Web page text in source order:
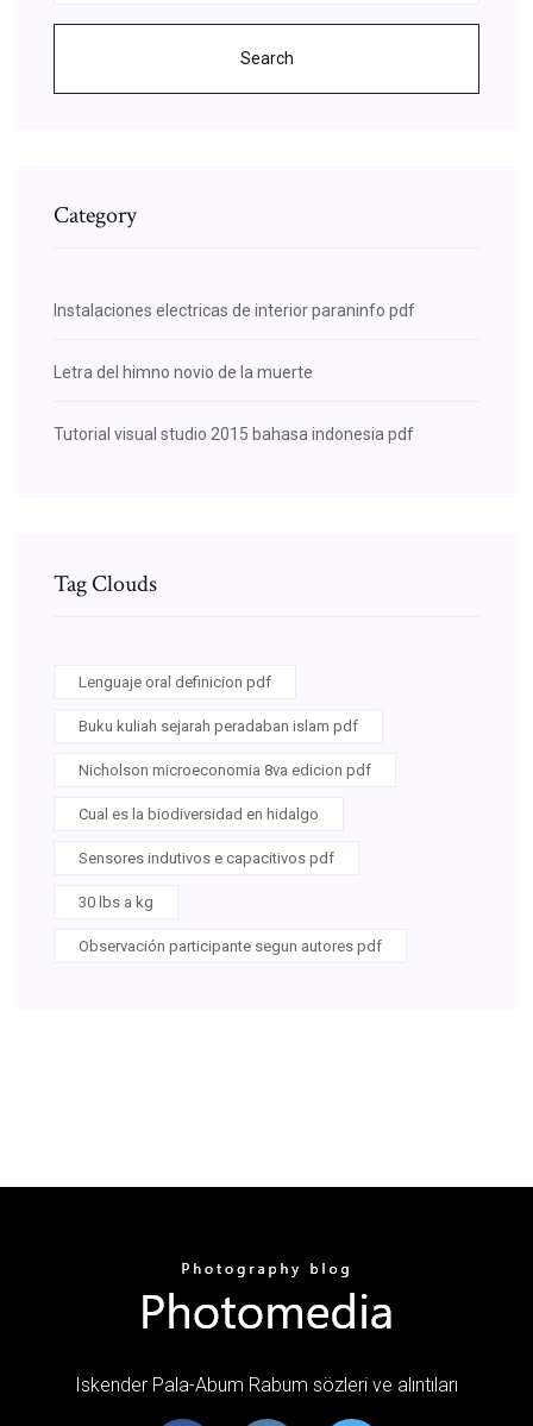
Search
Category
Instalaciones electricas de interior paraninfo pdf
Letra del himno novio de la muerte
Tutorial visual studio 2015 bahasa indonesia pdf
Tag Clouds
Lenguaje oral definicion pdf
Buku kuliah sejarah peradaban islam pdf
Nicholson microeconomia 8va edicion pdf
Cual es la biodiversidad en hidalgo
Sensores indutivos e capacitivos pdf
30 lbs a kg
Observación participante segun autores pdf
Iskender Pala-Abum Rabum sözleri ve alıntıları